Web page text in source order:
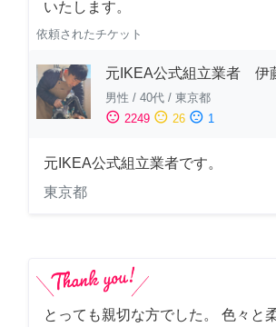
いたします。
依頼されたチケット
元IKEA公式組立業者 伊
男性 / 40代 / 東京都
sentiment_satisfied 2249 sentiment_neutral 26 sentiment_dissatisfied 1
元IKEA公式組立業者です。
東京都
とっても親切な方でした。 色々と